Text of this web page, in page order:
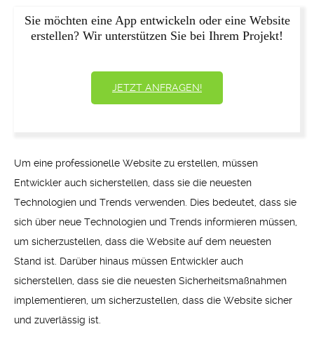
Sie möchten eine App entwickeln oder eine Website
erstellen? Wir unterstützen Sie bei Ihrem Projekt!
JETZT ANFRAGEN!
Um eine professionelle Website zu erstellen, müssen
Entwickler auch sicherstellen, dass sie die neuesten
Technologien und Trends verwenden. Dies bedeutet, dass sie
sich über neue Technologien und Trends informieren müssen,
um sicherzustellen, dass die Website auf dem neuesten
Stand ist. Darüber hinaus müssen Entwickler auch
sicherstellen, dass sie die neuesten Sicherheitsmaßnahmen
implementieren, um sicherzustellen, dass die Website sicher
und zuverlässig ist.